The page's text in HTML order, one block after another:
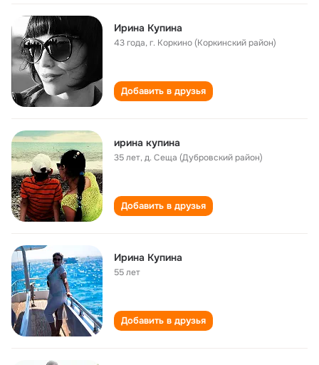
Ирина Купина
43 года,г. Коркино (Коркинский район)
Добавить в друзья
ирина купина
35 лет,д. Сеща (Дубровский район)
Добавить в друзья
Ирина Купина
55 лет
Добавить в друзья